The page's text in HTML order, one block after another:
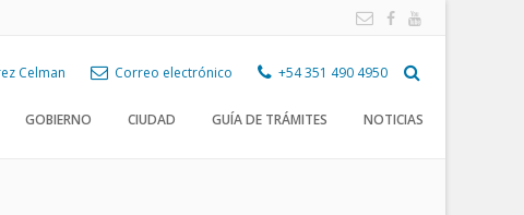
Celman Correo electrónico +54 351 490 4950
GOBIERNO CIUDAD GUÍA DE TRÁMITES NOTICIAS